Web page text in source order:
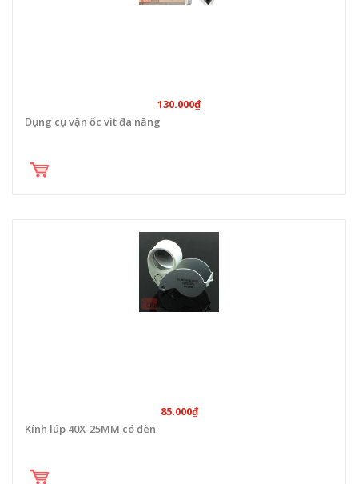
130.000₫
Dụng cụ vặn ốc vít đa năng
85.000₫
Kính lúp 40X-25MM có đèn